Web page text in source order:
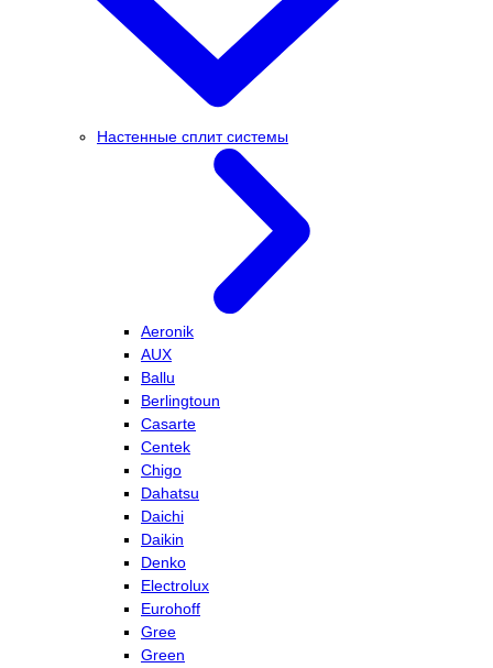
Настенные сплит системы
Aeronik
AUX
Ballu
Berlingtoun
Casarte
Centek
Chigo
Dahatsu
Daichi
Daikin
Denko
Electrolux
Eurohoff
Gree
Green